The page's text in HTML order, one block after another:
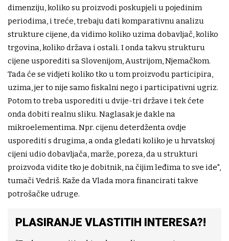
dimenziju, koliko su proizvodi poskupjeli u pojedinim
periodima, i treće, trebaju dati komparativnu analizu
strukture cijene, da vidimo koliko uzima dobavljač, koliko
trgovina, koliko država i ostali. I onda takvu strukturu
cijene usporediti sa Slovenijom, Austrijom, Njemačkom.
Tada će se vidjeti koliko tko u tom proizvodu participira,
uzima, jer to nije samo fiskalni nego i participativni ugriz.
Potom to treba usporediti u dvije-tri države i tek ćete
onda dobiti realnu sliku. Naglasak je dakle na
mikroelementima. Npr. cijenu deterdženta ovdje
usporediti s drugima, a onda gledati koliko je u hrvatskoj
cijeni udio dobavljača, marže, poreza, da u strukturi
proizvoda vidite tko je dobitnik, na čijim leđima to sve ide",
tumači Vedriš. Kaže da Vlada mora financirati takve
potrošačke udruge.
PLASIRANJE VLASTITIH INTERESA?!